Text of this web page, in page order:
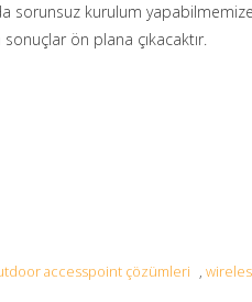
sorunsuz kurulum
ön plana çıkacaktır.
accesspoint çözümleri ,